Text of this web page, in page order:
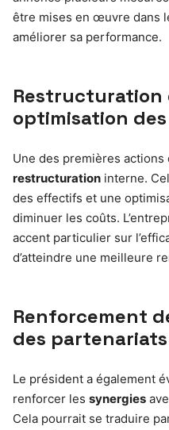
être mises en œuvre dans
améliorer sa performance.
Restructuration
optimisation
Une des premières actions
restructuration interne.
des effectifs et une
diminuer les coûts.
accent particulier sur
d’atteindre une meilleure
Renforcement
des partenariats
Le président a également
renforcer les synergies
Cela pourrait se traduire